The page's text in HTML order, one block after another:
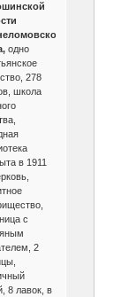
одно
278
школа
в 1911
с
2
8 лавок, в